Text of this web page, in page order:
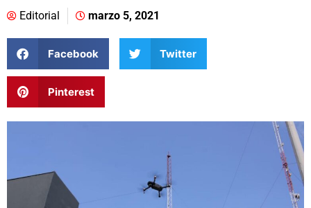
Editorial marzo 5, 2021
Facebook Twitter
Pinterest